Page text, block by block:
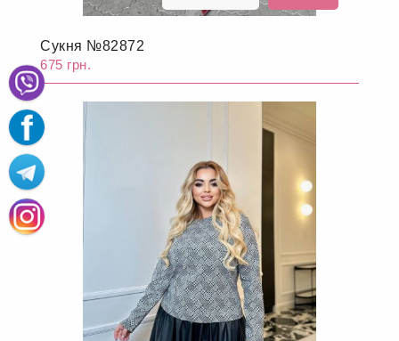
Сукня №82872
675 грн.